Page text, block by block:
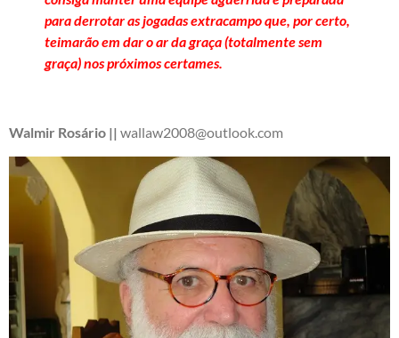
para derrotar as jogadas extracampo que, por certo,
teimarão em dar o ar da graça (totalmente sem
graça) nos próximos certames.
Walmir Rosário || wallaw2008@outlook.com